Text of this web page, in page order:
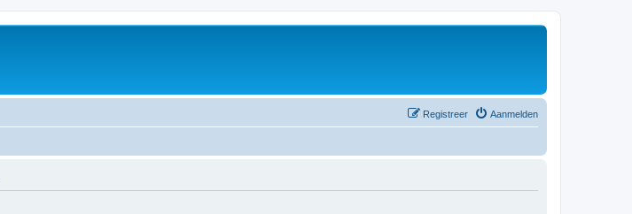
Aanmelden
Registreer